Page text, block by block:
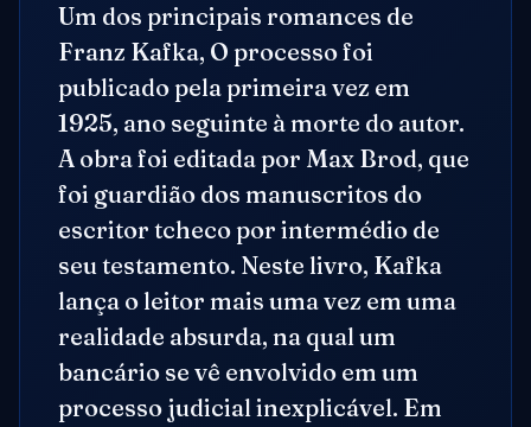
Um dos principais romances de
Franz Kafka, O processo foi
publicado pela primeira vez em
1925, ano seguinte à morte do autor.
A obra foi editada por Max Brod, que
foi guardião dos manuscritos do
escritor tcheco por intermédio de
seu testamento. Neste livro, Kafka
lança o leitor mais uma vez em uma
realidade absurda, na qual um
bancário se vê envolvido em um
processo judicial inexplicável. Em